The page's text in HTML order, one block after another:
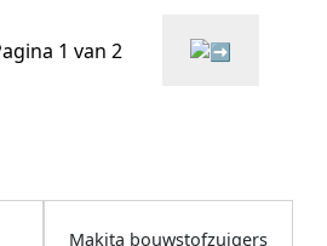
1 van 2
Makita bouwstofzuigers